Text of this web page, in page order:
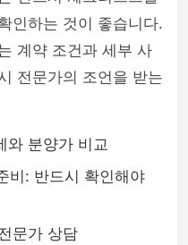
인하는 것이 좋습니다.
계약 조건과 세부 사
전문가의 조언을 받는
와 분양가 비교
비: 반드시 확인해야
문가 상담